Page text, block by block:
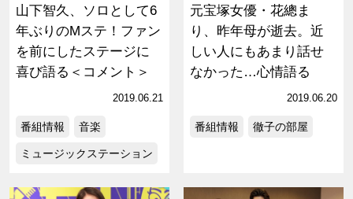
山下智久、ソロとして6
年ぶりのMステ！ファン
を前にしたステージに
喜び語る＜コメント＞
2019.06.21
番組情報 音楽
ミュージックステーション
元宝塚女優・花總ま
り、昨年母が逝去。近
しい人にもあまり話せ
なかった…心情語る
2019.06.20
番組情報 徹子の部屋